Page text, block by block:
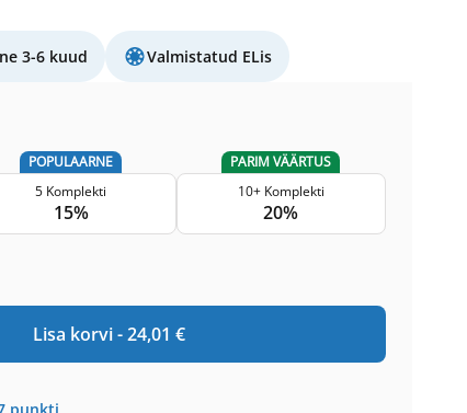
3-6 kuud Valmistatud ELis
POPULAARNE
5 Komplekti
15%
PARIM VÄÄRTUS
10+ Komplekti
20%
Lisa korvi -24,01 €
punkti